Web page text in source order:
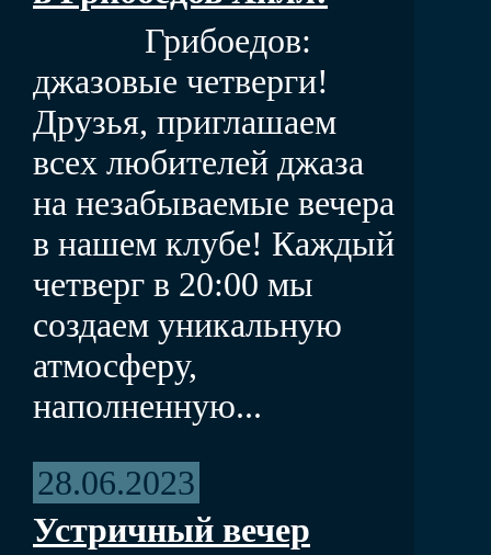
Грибоедов:
джазовые четверги!
Друзья, приглашаем
всех любителей джаза
на незабываемые вечера
в нашем клубе! Каждый
четверг в 20:00 мы
создаем уникальную
атмосферу,
наполненную...
28.06.2023
Устричный вечер